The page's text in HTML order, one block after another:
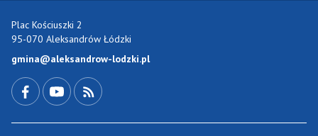
Plac Kościuszki 2
95-070 Aleksandrów Łódzki
gmina@aleksandrow-lodzki.pl